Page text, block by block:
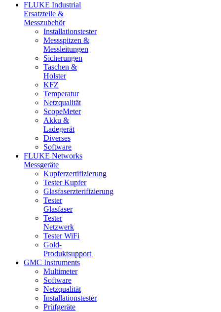
FLUKE Industrial
Ersatzteile &
Messzubehör
Installationstester
Messspitzen &
Messleitungen
Sicherungen
Taschen &
Holster
KFZ
Temperatur
Netzqualität
ScopeMeter
Akku &
Ladegerät
Diverses
Software
FLUKE Networks
Messgeräte
Kupferzertifizierung
Tester Kupfer
Glasfaserzterifizierung
Tester
Glasfaser
Tester
Netzwerk
Tester WiFi
Gold-
Produktsupport
GMC Instruments
Multimeter
Software
Netzqualität
Installationstester
Prüfgeräte